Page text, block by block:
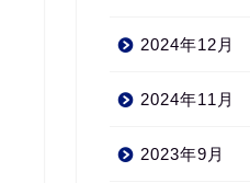
2024年12月
2024年11月
2023年9月